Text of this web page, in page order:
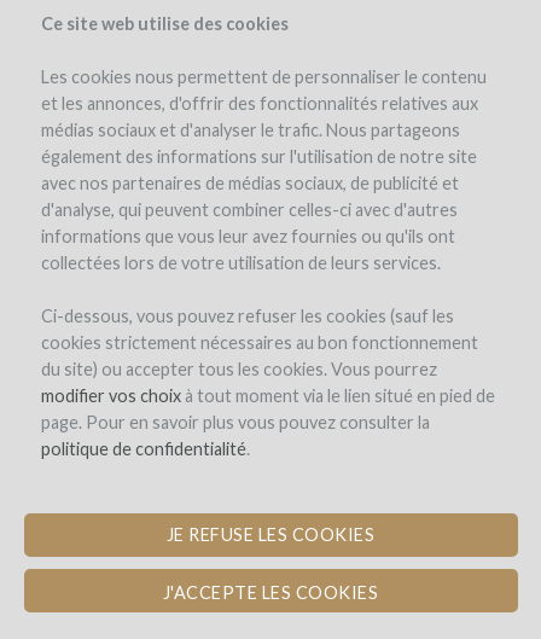
Ce site web utilise des cookies
Les cookies nous permettent de personnaliser le contenu
et les annonces, d'offrir des fonctionnalités relatives aux
médias sociaux et d'analyser le trafic. Nous partageons
également des informations sur l'utilisation de notre site
avec nos partenaires de médias sociaux, de publicité et
d'analyse, qui peuvent combiner celles-ci avec d'autres
informations que vous leur avez fournies ou qu'ils ont
collectées lors de votre utilisation de leurs services.
Ci-dessous, vous pouvez refuser les cookies (sauf les
cookies strictement nécessaires au bon fonctionnement
du site) ou accepter tous les cookies. Vous pourrez
modifier vos choixà tout moment via le lien situé en pied de
page. Pour en savoir plus vous pouvez consulter la
politique de confidentialité.
JE REFUSE LES COOKIES
J'ACCEPTE LES COOKIES
the project estate project details expert opinion pay-back in wine
updates (4) investors(81)
Domaine de Saint-Géry
CONSTRUCTION OF A MATURATION